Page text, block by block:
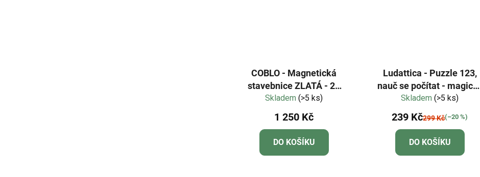
COBLO - Magnetická
stavebnice ZLATÁ - 20
dílů
Skladem(>5 ks)
1 250 Kč
DO KOŠÍKU
Ludattica - Puzzle 123,
nauč se počítat - magický
les
Skladem(>5 ks)
239 Kč299 Kč(–20 %)
DO KOŠÍKU